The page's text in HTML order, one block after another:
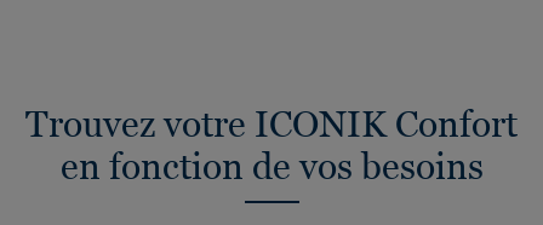
Trouvez votre ICONIK Confort
en fonction de vos besoins